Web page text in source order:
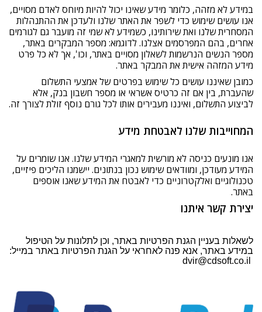
במידע לא מזהה, כלומר מידע שאינו יכול להיות מיוחס לאדם מסויים,
אנו עושים שימוש כדי לשפר את האתר שלנו ולעדכן את ההתנהלות
המסחרית שלנו ואת שירותינו, כשמידע לא שמי זה מועבר גם לגורמים
אחרים, בהם המפרסמים אצלנו. לדוגמא: מספר המבקרים באתר,
מספר הנשים הנרשמות לשאלון מסויים באתר, וכו', אך לא כל פרט
מידע המזהה אישית את המבקר באתר.
כמובן שאיננו עושים כל שימוש בפרטים של אמצעי התשלום
שהעברת, בין אם זה כרטיס אשראי או מספר חשבון בנק, אלא
לביצוע התשלום, ואיננו מעבירים אותו לכל גורם נוסף זולת לצורך זה.
המחוייבות שלנו לאבטחת מידע
אנו מונעים כניסה לא מורשית למאגרי המידע שלנו. אנו שומרים על
המידע מעודכן, ומוודאים שימוש נכון בנתונים. יישמנו הליכים פיזיים,
טכנולוגיים ואלקטרוניים כדי לאבטח את המידע שאנו אוספים
באתר.
יצירת קשר איתנו
לשאלות בעניין הגנת הפרטיות באתר, וכן לתלונות על הטיפול
במידע באתר, אנא פנה לאחראי על הגנת הפרטיות באתר במייל: